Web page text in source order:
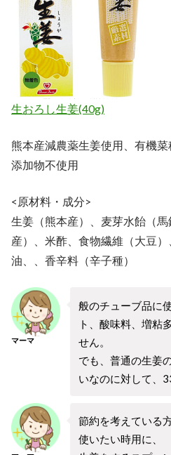
生おろし生姜(40g)
熊本産減農薬生姜使用、有機菜
添加物不使用
<原材料・成分>
生姜（熊本産）、麦芽水飴（
産）、米酢、食物繊維（大豆
油、、香辛料（辛子種）
マーマ
般のチューブ品に
ト、酸味料、増粘
せん。
でも、普通の生姜
いなのに対して、
節約を考えている
使いたい時用に、